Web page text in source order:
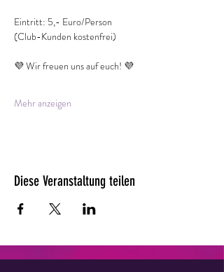
Eintritt: 5,- Euro/Person
(Club-Kunden kostenfrei)
💜 Wir freuen uns auf euch! 💜
Mehr anzeigen
Diese Veranstaltung teilen